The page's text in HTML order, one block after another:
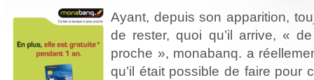
Ayant, depuis son apparition,
de rester, quoi qu’il arrive, «
proche », monabanq. a
qu’il était possible de faire pour